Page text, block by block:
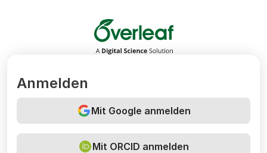
Overleaf
Anmelden
Mit Google anmelden
Mit ORCID anmelden